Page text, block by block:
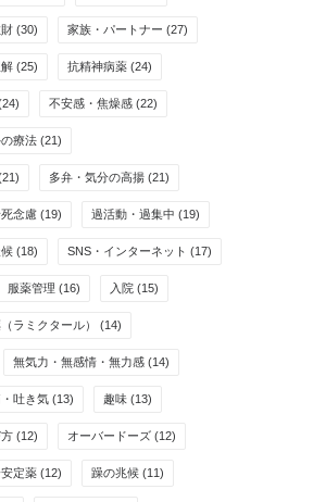
(30) 家族・パートナー (27)
(25) 抗精神病薬 (24)
不安感・焦燥感 (22)
療法 (21)
多弁・気分の高揚 (21)
念慮 (19) 過活動・過集中 (19)
(18) SNS・インターネット (17)
服薬管理 (16) 入院 (15)
ラミクタール） (14)
無気力・無感情・無力感 (14)
吐き気 (13) 趣味 (13)
(12) オーバードーズ (12)
定薬 (12) 躁の兆候 (11)